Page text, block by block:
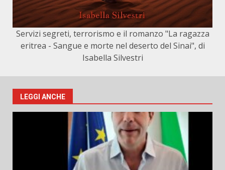
Servizi segreti, terrorismo e il romanzo "La ragazza
eritrea - Sangue e morte nel deserto del Sinai", di
Isabella Silvestri
LEGGI ANCHE